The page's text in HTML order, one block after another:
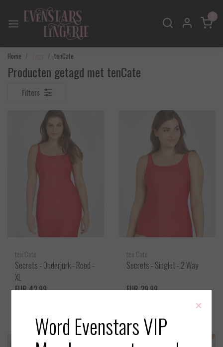
Home tenCate
Producten getagd met tenCate
Filters
ten Cate
Secrets - Onderjurk - Rood -
XL
EUR 42,99
ten Cate
Secrets - Singlet - 2 Way
EUR 29,99
×
Word Evenstars VIP